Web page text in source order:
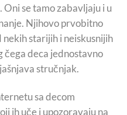
se tamo zabavljaju i u
Njihovo prvobitno
starijih i neiskusnijih
čega deca jednostavno
stručnjak.
sa decom
ih uče i upozoravaju na